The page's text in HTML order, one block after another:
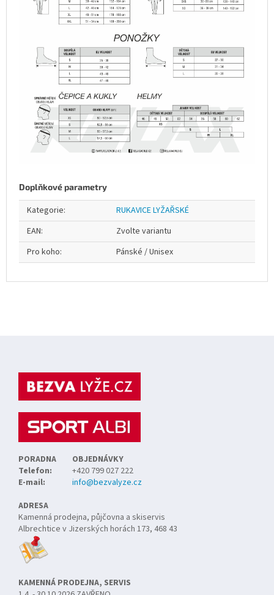
Doplňkové parametry
Kategorie:
RUKAVICE LYŽAŘSKÉ
EAN:
Zvolte variantu
Pro koho: Pánské / Unisex
PORADNA
OBJEDNÁVKY
Telefon:
+420 799 027 222
E-mail:
info@bezvalyze.cz
ADRESA
Kamenná prodejna, půjčovna a skiservis
Albrechtice v Jizerských horách 173, 468 43
KAMENNÁ PRODEJNA, SERVIS